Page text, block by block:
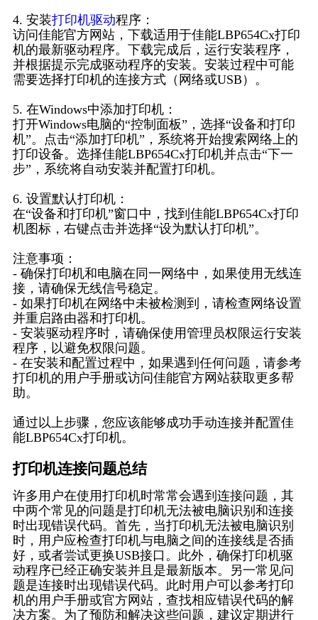
4. 安装打印机驱动程序：
访问佳能官方网站，下载适用于佳能LBP654Cx打印
机的最新驱动程序。下载完成后，运行安装程序，
并根据提示完成驱动程序的安装。安装过程中可能
需要选择打印机的连接方式（网络或USB）。
5. 在Windows中添加打印机：
打开Windows电脑的“控制面板”，选择“设备和打印
机”。点击“添加打印机”，系统将开始搜索网络上的
打印设备。选择佳能LBP654Cx打印机并点击“下一
步”，系统将自动安装并配置打印机。
6. 设置默认打印机：
在“设备和打印机”窗口中，找到佳能LBP654Cx打印
机图标，右键点击并选择“设为默认打印机”。
注意事项：
- 确保打印机和电脑在同一网络中，如果使用无线连
接，请确保无线信号稳定。
- 如果打印机在网络中未被检测到，请检查网络设置
并重启路由器和打印机。
- 安装驱动程序时，请确保使用管理员权限运行安装
程序，以避免权限问题。
- 在安装和配置过程中，如果遇到任何问题，请参考
打印机的用户手册或访问佳能官方网站获取更多帮
助。
通过以上步骤，您应该能够成功手动连接并配置佳
能LBP654Cx打印机。
打印机连接问题总结
许多用户在使用打印机时常常会遇到连接问题，其
中两个常见的问题是打印机无法被电脑识别和连接
时出现错误代码。首先，当打印机无法被电脑识别
时，用户应检查打印机与电脑之间的连接线是否插
好，或者尝试更换USB接口。此外，确保打印机驱
动程序已经正确安装并且是最新版本。另一常见问
题是连接时出现错误代码。此时用户可以参考打印
机的用户手册或官方网站，查找相应错误代码的解
决方案。为了预防和解决这些问题，建议定期进行